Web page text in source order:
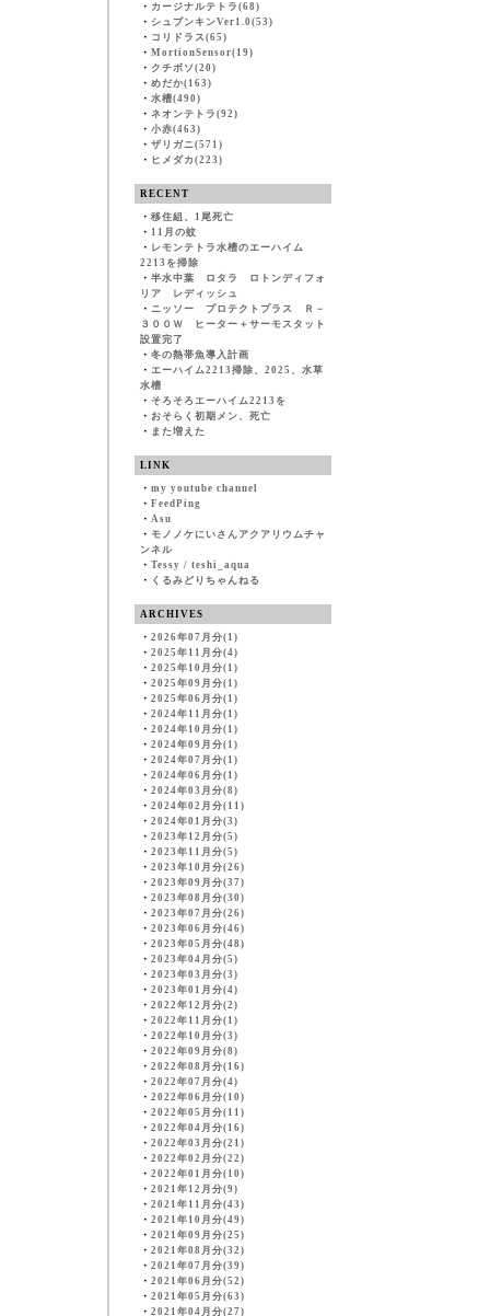
・ カージナルテトラ(68)
・ シュブンキンVer1.0(53)
・ コリドラス(65)
・ MortionSensor(19)
・ クチボソ(20)
・ めだか(163)
・ 水槽(490)
・ ネオンテトラ(92)
・ 小赤(463)
・ ザリガニ(571)
・ ヒメダカ(223)
RECENT
・ 移住組、1尾死亡
・ 11月の蚊
・ レモンテトラ水槽のエーハイム
2213を掃除
・ 半水中葉 ロタラ ロトンディフォ
リア レディッシュ
・ ニッソー プロテクトプラス Ｒ－
３００Ｗ ヒーター＋サーモスタット
設置完了
・ 冬の熱帯魚導入計画
・ エーハイム2213掃除、2025、水草
水槽
・ そろそろエーハイム2213を
・ おそらく初期メン、死亡
・ また増えた
LINK
・ my youtube channel
・ FeedPing
・ Asu
・ モノノケにいさんアクアリウムチャ
ンネル
・ Tessy / teshi_aqua
・ くるみどりちゃんねる
ARCHIVES
・ 2026年07月分(1)
・ 2025年11月分(4)
・ 2025年10月分(1)
・ 2025年09月分(1)
・ 2025年06月分(1)
・ 2024年11月分(1)
・ 2024年10月分(1)
・ 2024年09月分(1)
・ 2024年07月分(1)
・ 2024年06月分(1)
・ 2024年03月分(8)
・ 2024年02月分(11)
・ 2024年01月分(3)
・ 2023年12月分(5)
・ 2023年11月分(5)
・ 2023年10月分(26)
・ 2023年09月分(37)
・ 2023年08月分(30)
・ 2023年07月分(26)
・ 2023年06月分(46)
・ 2023年05月分(48)
・ 2023年04月分(5)
・ 2023年03月分(3)
・ 2023年01月分(4)
・ 2022年12月分(2)
・ 2022年11月分(1)
・ 2022年10月分(3)
・ 2022年09月分(8)
・ 2022年08月分(16)
・ 2022年07月分(4)
・ 2022年06月分(10)
・ 2022年05月分(11)
・ 2022年04月分(16)
・ 2022年03月分(21)
・ 2022年02月分(22)
・ 2022年01月分(10)
・ 2021年12月分(9)
・ 2021年11月分(43)
・ 2021年10月分(49)
・ 2021年09月分(25)
・ 2021年08月分(32)
・ 2021年07月分(39)
・ 2021年06月分(52)
・ 2021年05月分(63)
・ 2021年04月分(27)